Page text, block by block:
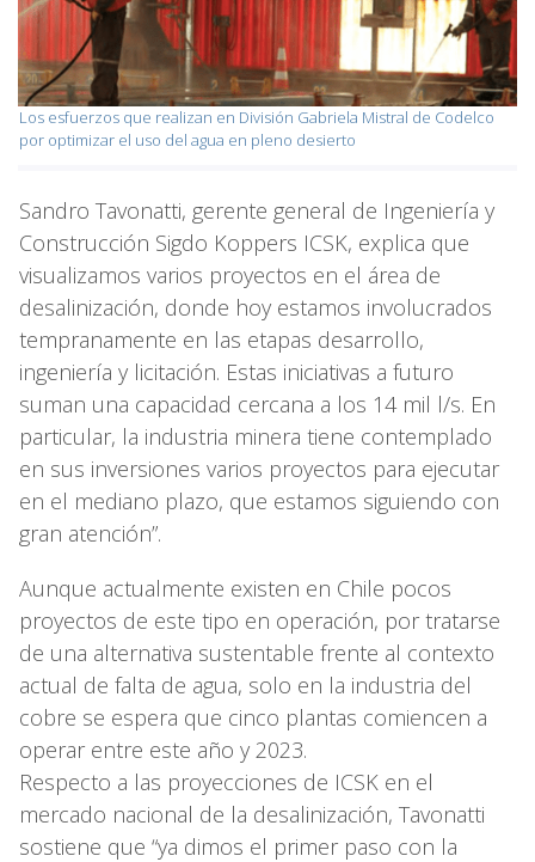
Los esfuerzos que realizan en División Gabriela Mistral de Codelco
por optimizar el uso del agua en pleno desierto
Sandro Tavonatti, gerente general de Ingeniería y
Construcción Sigdo Koppers ICSK, explica que
visualizamos varios proyectos en el área de
desalinización, donde hoy estamos involucrados
tempranamente en las etapas desarrollo,
ingeniería y licitación. Estas iniciativas a futuro
suman una capacidad cercana a los 14 mil l/s. En
particular, la industria minera tiene contemplado
en sus inversiones varios proyectos para ejecutar
en el mediano plazo, que estamos siguiendo con
gran atención”.
Aunque actualmente existen en Chile pocos
proyectos de este tipo en operación, por tratarse
de una alternativa sustentable frente al contexto
actual de falta de agua, solo en la industria del
cobre se espera que cinco plantas comiencen a
operar entre este año y 2023.
Respecto a las proyecciones de ICSK en el
mercado nacional de la desalinización, Tavonatti
sostiene que “ya dimos el primer paso con la